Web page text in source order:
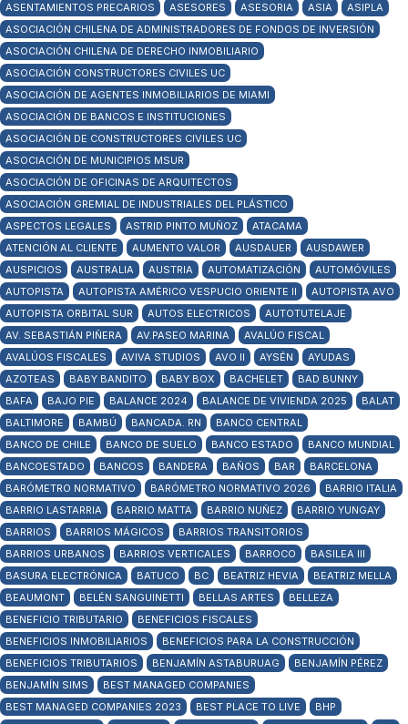
ASENTAMIENTOS PRECARIOS
ASESORES ASESORIA ASIA
ASIPLA
ASOCIACIÓN CHILENA DE ADMINISTRADORES DE FONDOS DE INVERSIÓN
ASOCIACIÓN CHILENA DE DERECHO INMOBILIARIO
ASOCIACIÓN CONSTRUCTORES CIVILES UC
ASOCIACIÓN DE AGENTES INMOBILIARIOS DE MIAMI
ASOCIACIÓN DE BANCOS E INSTITUCIONES
ASOCIACIÓN DE CONSTRUCTORES CIVILES UC
ASOCIACIÓN DE MUNICIPIOS MSUR
ASOCIACIÓN DE OFICINAS DE ARQUITECTOS
ASOCIACIÓN GREMIAL DE INDUSTRIALES DEL PLÁSTICO
ASPECTOS LEGALES
ASTRID PINTO MUÑOZ
ATACAMA
ATENCIÓN AL CLIENTE
AUMENTO VALOR AUSDAUER
AUSDAWER
AUSPICIOS
AUSTRALIA AUSTRIA AUTOMATIZACIÓN
AUTOMÓVILES
AUTOPISTA
AUTOPISTA AMÉRICO VESPUCIO ORIENTE II
AUTOPISTA AVO
AUTOPISTA ORBITAL SUR
AUTOS ELECTRICOS
AUTOTUTELAJE
AV. SEBASTIÁN PIÑERA
AV.PASEO MARINA
AVALÚO FISCAL
AVALÚOS FISCALES
AVIVA STUDIOS AVO II AYSÉN
AYUDAS
AZOTEAS
BABY BANDITO BABY BOX BACHELET
BAD BUNNY
BAFA
BAJO PIE BALANCE 2024 BALANCE DE VIVIENDA 2025
BALAT
BALTIMORE
BAMBÚ BANCADA. RN
BANCO CENTRAL
BANCO DE CHILE
BANCO DE SUELO BANCO ESTADO
BANCO MUNDIAL
BANCOESTADO
BANCOS BANDERA BAÑOS BAR
BARCELONA
BARÓMETRO NORMATIVO
BARÓMETRO NORMATIVO 2026
BARRIO ITALIA
BARRIO LASTARRIA
BARRIO MATTA BARRIO NUÑEZ
BARRIO YUNGAY
BARRIOS
BARRIOS MÁGICOS
BARRIOS TRANSITORIOS
BARRIOS URBANOS
BARRIOS VERTICALES BARROCO
BASILEA III
BASURA ELECTRÓNICA
BATUCO BC BEATRIZ HEVIA
BEATRIZ MELLA
BEAUMONT
BELÉN SANGUINETTI BELLAS ARTES
BELLEZA
BENEFICIO TRIBUTARIO
BENEFICIOS FISCALES
BENEFICIOS INMOBILIARIOS
BENEFICIOS PARA LA CONSTRUCCIÓN
BENEFICIOS TRIBUTARIOS
BENJAMÍN ASTABURUAG
BENJAMÍN PÉREZ
BENJAMÍN SIMS
BEST MANAGED COMPANIES
BEST MANAGED COMPANIES 2023
BEST PLACE TO LIVE
BHP